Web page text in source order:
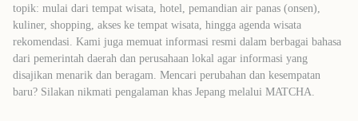
topik: mulai dari tempat wisata, hotel, pemandian air panas (onsen),
kuliner, shopping, akses ke tempat wisata, hingga agenda wisata
rekomendasi. Kami juga memuat informasi resmi dalam berbagai bahasa
dari pemerintah daerah dan perusahaan lokal agar informasi yang
disajikan menarik dan beragam. Mencari perubahan dan kesempatan
baru? Silakan nikmati pengalaman khas Jepang melalui MATCHA.